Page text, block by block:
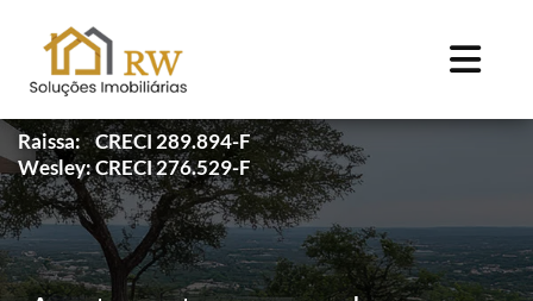
Raissa: CRECI 289.894-F
Wesley: CRECI 276.529-F